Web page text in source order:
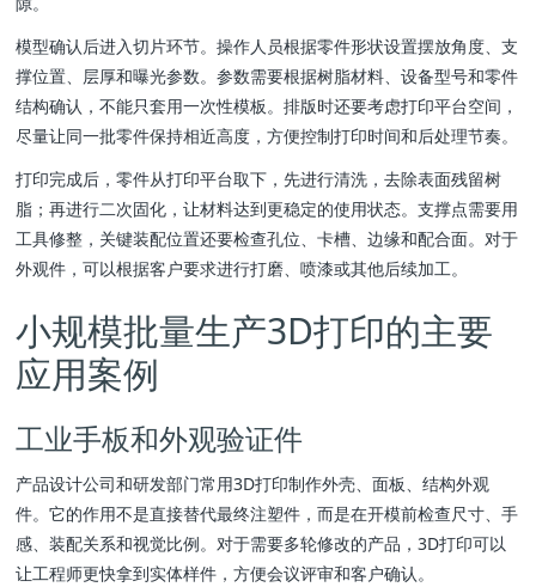
模型确认后进入切片环节。操作人员根据零件形状设置摆放角度、支
撑位置、层厚和曝光参数。参数需要根据树脂材料、设备型号和零件
结构确认，不能只套用一次性模板。排版时还要考虑打印平台空间，
尽量让同一批零件保持相近高度，方便控制打印时间和后处理节奏。
打印完成后，零件从打印平台取下，先进行清洗，去除表面残留树
脂；再进行二次固化，让材料达到更稳定的使用状态。支撑点需要用
工具修整，关键装配位置还要检查孔位、卡槽、边缘和配合面。对于
外观件，可以根据客户要求进行打磨、喷漆或其他后续加工。
小规模批量生产3D打印的主要
应用案例
工业手板和外观验证件
产品设计公司和研发部门常用3D打印制作外壳、面板、结构外观
件。它的作用不是直接替代最终注塑件，而是在开模前检查尺寸、手
感、装配关系和视觉比例。对于需要多轮修改的产品，3D打印可以
让工程师更快拿到实体样件，方便会议评审和客户确认。